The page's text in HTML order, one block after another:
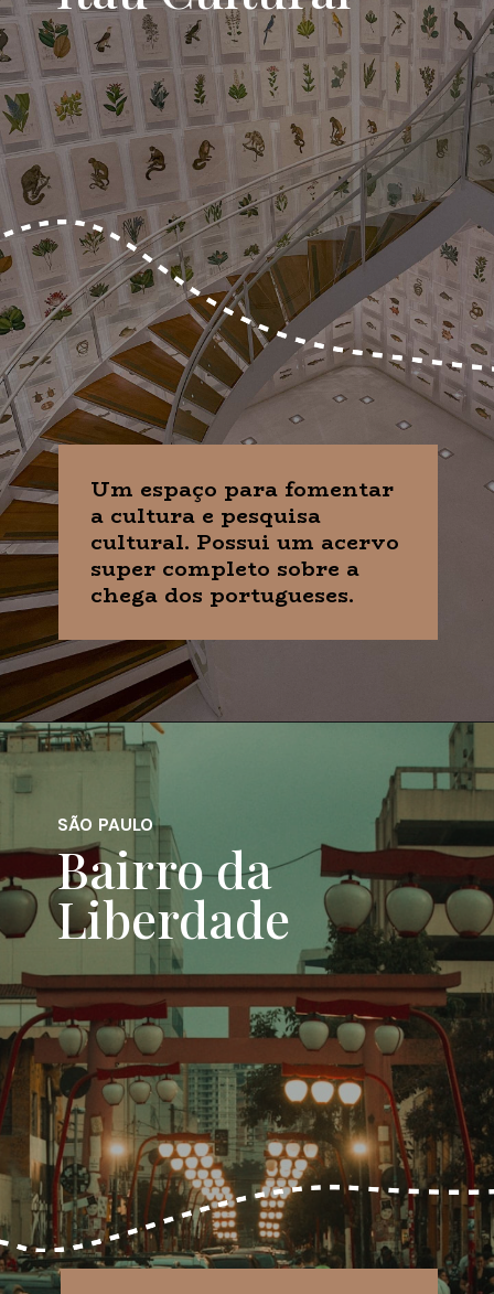
Um espaço para fomentar
a cultura e pesquisa
cultural. Possui um acervo
super completo sobre a
chega dos portugueses.
SÃO PAULO
Bairro da
Liberdade